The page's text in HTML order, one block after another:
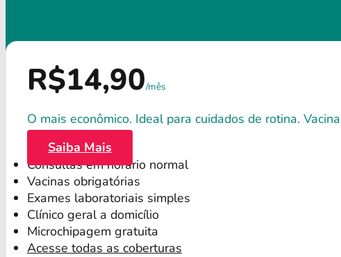
R$14,90/mês
O mais econômico. Ideal para cuidados de rotina.
Saiba Mais
Consultas em horário normal
Vacinas obrigatórias
Exames laboratoriais simples
Clínico geral a domicílio
Microchipagem gratuita
Acesse todas as coberturas